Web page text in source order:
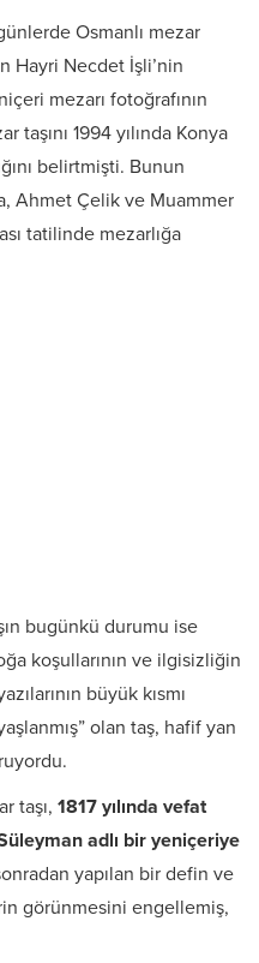
Osmanlı mezar
Hayri Necdet İşli’nin
mezarı fotoğrafının
taşını 1994 yılında Konya
belirtmişti. Bunun
Ahmet Çelik ve Muammer
tatilinde mezarlığa
bugünkü durumu ise
koşullarının ve ilgisizliğin
büyük kısmı
olan taş, hafif yan
taşı, 1817 yılında vefat
adlı bir yeniçeriye
yapılan bir defin ve
görünmesini engellemiş,